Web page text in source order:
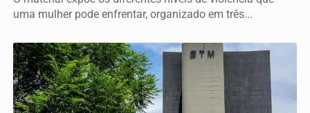
uma mulher pode enfrentar, organizado em três...